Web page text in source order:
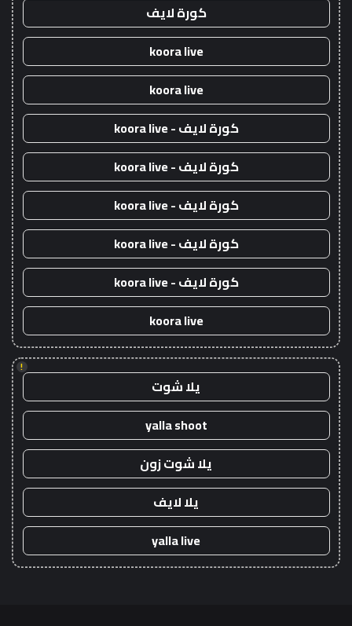
كورة لايف
koora live
koora live
كورة لايف - koora live
كورة لايف - koora live
كورة لايف - koora live
كورة لايف - koora live
كورة لايف - koora live
koora live
!
يلا شوت
yalla shoot
يلا شوت زون
يلا لايف
yalla live